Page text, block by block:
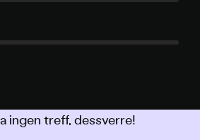
ingen treff, dessverre!